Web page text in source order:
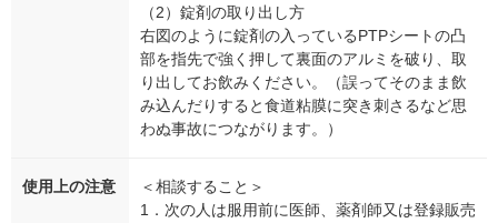
（2）錠剤の取り出し方
右図のように錠剤の入っているPTPシートの凸
部を指先で強く押して裏面のアルミを破り、取
り出してお飲みください。（誤ってそのまま飲
み込んだりすると食道粘膜に突き刺さるなど思
わぬ事故につながります。）
使用上の注意
＜相談すること＞
1．次の人は服用前に医師、薬剤師又は登録販売